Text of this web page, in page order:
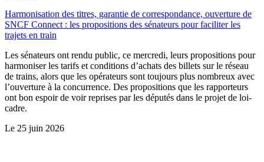
Harmonisation des titres, garantie de correspondance, ouverture de
SNCF Connect : les propositions des sénateurs pour faciliter les
trajets en train
Les sénateurs ont rendu public, ce mercredi, leurs propositions pour
harmoniser les tarifs et conditions d’achats des billets sur le réseau
de trains, alors que les opérateurs sont toujours plus nombreux avec
l’ouverture à la concurrence. Des propositions que les rapporteurs
ont bon espoir de voir reprises par les députés dans le projet de loi-
cadre.
Le 25 juin 2026